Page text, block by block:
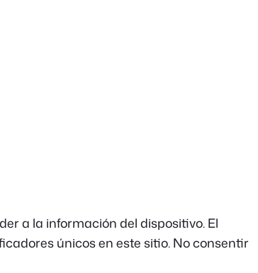
a la información del dispositivo. El
únicos en este sitio. No consentir